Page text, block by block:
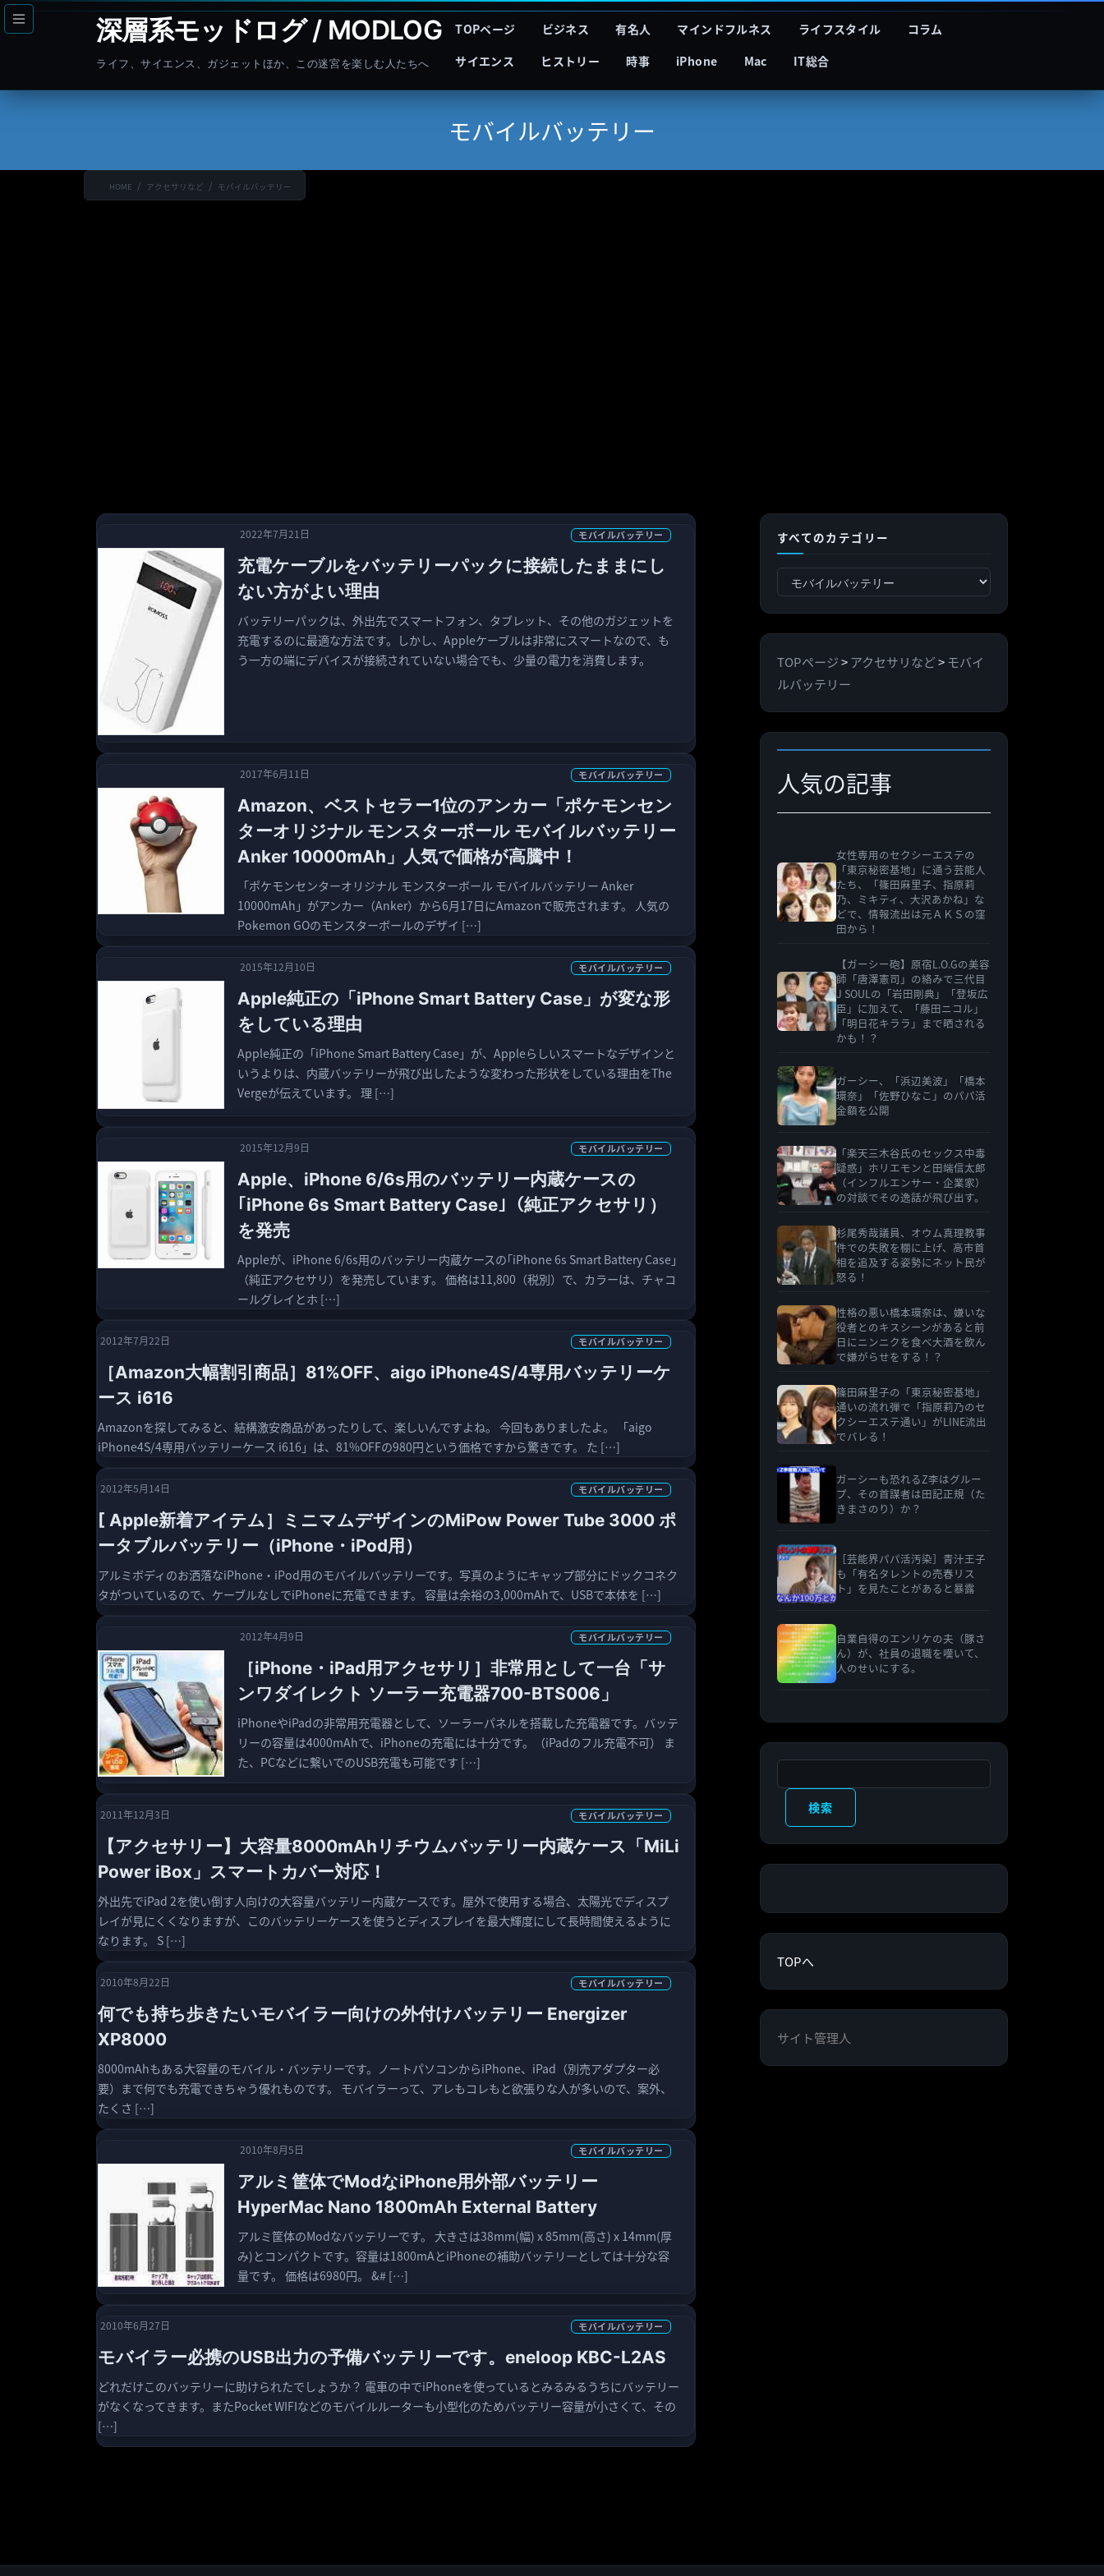
コ
ン
ナ
ビ
深層系モッドログ / MODLOG
ライフ、サイエンス、ガジェットほか、この迷宮を楽しむ人たちへ
TOPページ ビジネス 有名人 マインドフルネス ライフスタイル
コラム
サイエンス
ヒストリー 時事 iPhone Mac IT総合
モバイルバッテリー
HOME アクセサリなど モバイルバッテリー
2022年7月21日 モバイルバッテリー
充電ケーブルをバッテリーパックに接続したままにし
ない方がよい理由
バッテリーパックは、外出先でスマートフォン、タブレット、その他のガジェットを
充電するのに最適な方法です。しかし、Appleケーブルは非常にスマートなので、も
う一方の端にデバイスが接続されていない場合でも、少量の電力を消費します。
2017年6月11日 モバイルバッテリー
Amazon、ベストセラー1位のアンカー「ポケモンセン
ターオリジナル モンスターボール モバイルバッテリー
Anker 10000mAh」人気で価格が高騰中！
「ポケモンセンターオリジナル モンスターボール モバイルバッテリー Anker
10000mAh」がアンカー（Anker）から6月17日にAmazonで販売されます。 人気の
Pokemon GOのモンスターボールのデザイ […]
2015年12月10日 モバイルバッテリー
Apple純正の「iPhone Smart Battery Case」が変な形
をしている理由
Apple純正の「iPhone Smart Battery Case」が、Appleらしいスマートなデザインと
いうよりは、内蔵バッテリーが飛び出したような変わった形状をしている理由をThe
Vergeが伝えています。 理 […]
2015年12月9日 モバイルバッテリー
Apple、iPhone 6/6s用のバッテリー内蔵ケースの
｢iPhone 6s Smart Battery Case｣（純正アクセサリ）
を発売
Appleが、iPhone 6/6s用のバッテリー内蔵ケースの｢iPhone 6s Smart Battery Case｣
（純正アクセサリ）を発売しています。 価格は11,800（税別）で、カラーは、チャコ
ールグレイとホ […]
2012年7月22日 モバイルバッテリー
［Amazon大幅割引商品］81%OFF、aigo iPhone4S/4専用バッテリーケ
ース i616
Amazonを探してみると、結構激安商品があったりして、楽しいんですよね。 今回もありましたよ。 「aigo
iPhone4S/4専用バッテリーケース i616」は、81%OFFの980円という価格ですから驚きです。 た […]
2012年5月14日 モバイルバッテリー
[ Apple新着アイテム］ミニマムデザインのMiPow Power Tube 3000 ポ
ータブルバッテリー（iPhone・iPod用）
アルミボディのお洒落なiPhone・iPod用のモバイルバッテリーです。写真のようにキャップ部分にドックコネク
タがついているので、ケーブルなしでiPhoneに充電できます。 容量は余裕の3,000mAhで、USBで本体を […]
2012年4月9日 モバイルバッテリー
［iPhone・iPad用アクセサリ］非常用として一台「サ
ンワダイレクト ソーラー充電器700-BTS006」
iPhoneやiPadの非常用充電器として、ソーラーパネルを搭載した充電器です。バッテ
リーの容量は4000mAhで、iPhoneの充電には十分です。（iPadのフル充電不可） ま
た、PCなどに繋いでのUSB充電も可能です […]
2011年12月3日 モバイルバッテリー
【アクセサリー】大容量8000mAhリチウムバッテリー内蔵ケース「MiLi
Power iBox」スマートカバー対応！
外出先でiPad 2を使い倒す人向けの大容量バッテリー内蔵ケースです。屋外で使用する場合、太陽光でディスプ
レイが見にくくなりますが、このバッテリーケースを使うとディスプレイを最大輝度にして長時間使えるように
なります。 S […]
2010年8月22日 モバイルバッテリー
何でも持ち歩きたいモバイラー向けの外付けバッテリー Energizer
XP8000
8000mAhもある大容量のモバイル・バッテリーです。ノートパソコンからiPhone、iPad（別売アダプター必
要）まで何でも充電できちゃう優れものです。 モバイラーって、アレもコレもと欲張りな人が多いので、案外、
たくさ […]
2010年8月5日 モバイルバッテリー
アルミ筐体でModなiPhone用外部バッテリー
HyperMac Nano 1800mAh External Battery
アルミ筐体のModなバッテリーです。 大きさは38mm(幅) x 85mm(高さ) x 14mm(厚
み)とコンパクトです。容量は1800mAとiPhoneの補助バッテリーとしては十分な容
量です。 価格は6980円。 &# […]
2010年6月27日 モバイルバッテリー
モバイラー必携のUSB出力の予備バッテリーです。eneloop KBC-L2AS
どれだけこのバッテリーに助けられたでしょうか？ 電車の中でiPhoneを使っているとみるみるうちにバッテリー
がなくなってきます。またPocket WIFIなどのモバイルルーターも小型化のためバッテリー容量が小さくて、その
[…]
すべてのカテゴリー
べ
カ
テ
ゴ
リ
ー
TOPページ> アクセサリなど>モバイ
ルバッテリー
人気の記事
女性専用のセクシーエステの
「東京秘密基地」に通う芸能人
たち、「篠田麻里子、指原莉
乃、ミキティ、大沢あかね」な
どで、情報流出は元ＡＫＳの窪
田から！
【ガーシー砲】原宿L.O.Gの美容
師「唐澤憲司」の絡みで三代目
J SOULの「岩田剛典」「登坂広
臣」に加えて、「藤田ニコル」
「明日花キララ」まで晒される
かも！？
ガーシー、「浜辺美波」「橋本
環奈」「佐野ひなこ」のパパ活
金額を公開
「楽天三木谷氏のセックス中毒
疑惑」ホリエモンと田端信太郎
（インフルエンサー・企業家）
の対談でその逸話が飛び出す。
杉尾秀哉議員、オウム真理教事
件での失敗を棚に上げ、高市首
相を追及する姿勢にネット民が
怒る！
性格の悪い橋本環奈は、嫌いな
役者とのキスシーンがあると前
日にニンニクを食べ大酒を飲ん
で嫌がらせをする！？
篠田麻里子の「東京秘密基地」
通いの流れ弾で「指原莉乃のセ
クシーエステ通い」がLINE流出
でバレる！
ガーシーも恐れるZ李はグルー
プ、その首謀者は田記正規（た
きまさのり）か？
［芸能界パパ活汚染］青汁王子
も「有名タレントの売春リス
ト」を見たことがあると暴露
自業自得のエンリケの夫（豚さ
ん）が、社員の退職を嘆いて、
人のせいにする。
検索
TOPへ
サイト管理人